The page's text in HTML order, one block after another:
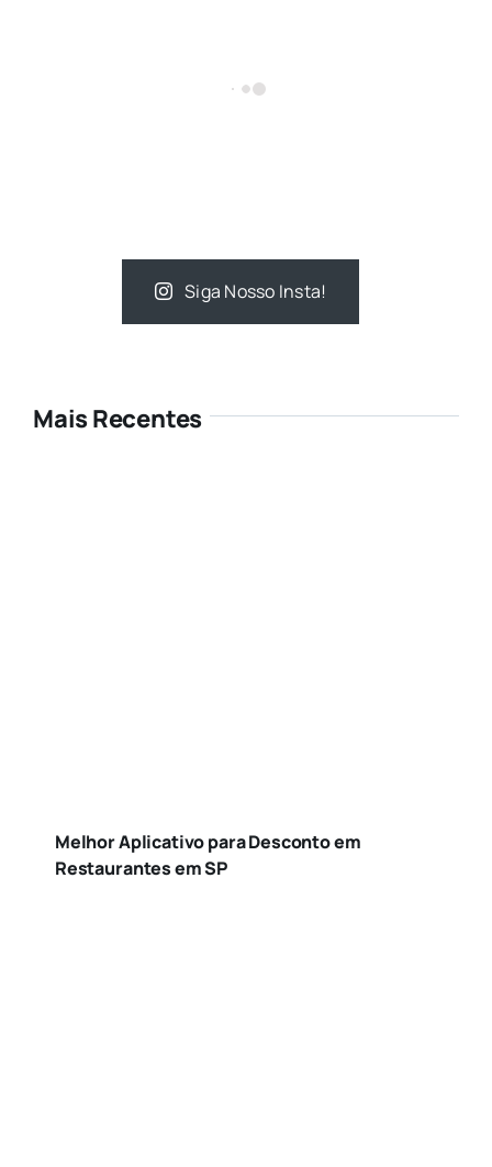
Siga Nosso Insta!
Mais Recentes
Melhor Aplicativo para Desconto em
Restaurantes em SP